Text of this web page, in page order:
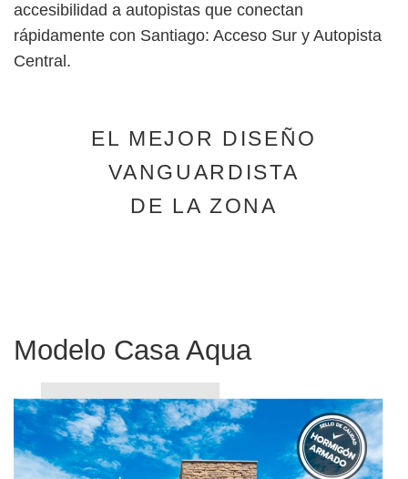
accesibilidad a autopistas que conectan
rápidamente con Santiago: Acceso Sur y Autopista
Central.
EL MEJOR DISEÑO
VANGUARDISTA
DE LA ZONA
Modelo Casa Aqua